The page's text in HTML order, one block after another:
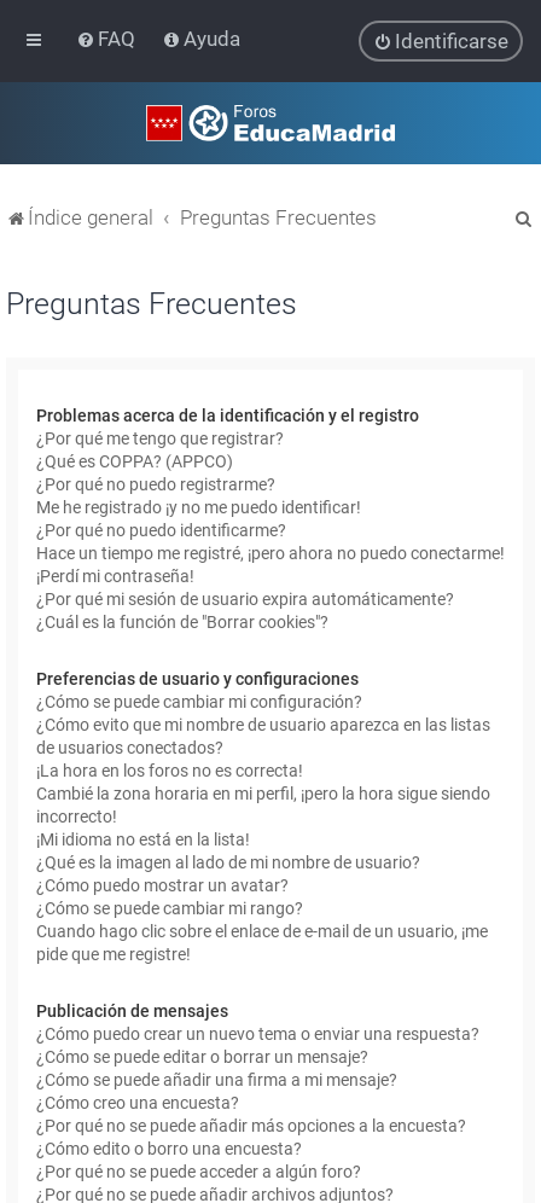
FAQ Ayuda Identificarse
Índice general Preguntas Frecuentes
Preguntas Frecuentes
Problemas acerca de la identificación y el registro
¿Por qué me tengo que registrar?
¿Qué es COPPA? (APPCO)
¿Por qué no puedo registrarme?
Me he registrado ¡y no me puedo identificar!
¿Por qué no puedo identificarme?
Hace un tiempo me registré, ¡pero ahora no puedo conectarme!
¡Perdí mi contraseña!
¿Por qué mi sesión de usuario expira automáticamente?
¿Cuál es la función de "Borrar cookies"?
Preferencias de usuario y configuraciones
¿Cómo se puede cambiar mi configuración?
¿Cómo evito que mi nombre de usuario aparezca en las listas
de usuarios conectados?
¡La hora en los foros no es correcta!
Cambié la zona horaria en mi perfil, ¡pero la hora sigue siendo
incorrecto!
¡Mi idioma no está en la lista!
¿Qué es la imagen al lado de mi nombre de usuario?
¿Cómo puedo mostrar un avatar?
¿Cómo se puede cambiar mi rango?
Cuando hago clic sobre el enlace de e-mail de un usuario, ¡me
pide que me registre!
Publicación de mensajes
¿Cómo puedo crear un nuevo tema o enviar una respuesta?
¿Cómo se puede editar o borrar un mensaje?
¿Cómo se puede añadir una firma a mi mensaje?
¿Cómo creo una encuesta?
¿Por qué no se puede añadir más opciones a la encuesta?
¿Cómo edito o borro una encuesta?
¿Por qué no se puede acceder a algún foro?
¿Por qué no se puede añadir archivos adjuntos?